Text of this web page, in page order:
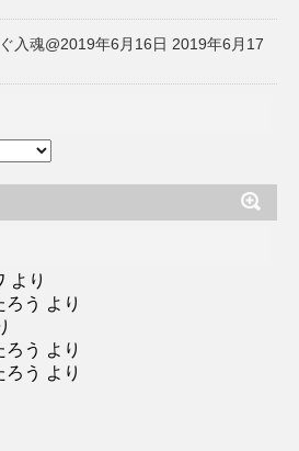
入魂@2019年6月16日 2019年6月17
より
ろう より
ろう より
ろう より